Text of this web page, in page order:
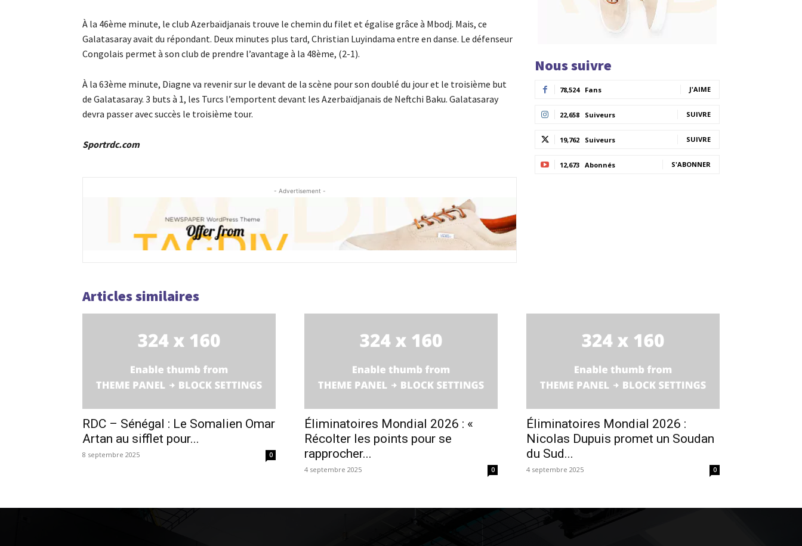
À la 46ème minute, le club Azerbaïdjanais trouve le chemin du filet et égalise grâce à Mbodj. Mais, ce
Galatasaray avait du répondant. Deux minutes plus tard, Christian Luyindama entre en danse. Le défenseur
Congolais permet à son club de prendre l’avantage à la 48ème, (2-1).
À la 63ème minute, Diagne va revenir sur le devant de la scène pour son doublé du jour et le troisième but
de Galatasaray. 3 buts à 1, les Turcs l’emportent devant les Azerbaïdjanais de Neftchi Baku. Galatasaray
devra passer avec succès le troisième tour.
Sportrdc.com
- Advertisement -
Nous suivre
78,524 Fans J'AIME
22,658 Suiveurs SUIVRE
19,762 Suiveurs SUIVRE
12,673 Abonnés S'ABONNER
Articles similaires
RDC – Sénégal : Le Somalien Omar
Artan au sifflet pour...
8 septembre 2025 0
Éliminatoires Mondial 2026 : «
Récolter les points pour se
rapprocher...
4 septembre 2025 0
Éliminatoires Mondial 2026 :
Nicolas Dupuis promet un Soudan
du Sud...
4 septembre 2025 0